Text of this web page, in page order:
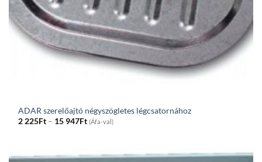
ADAR szerelőajtó négyszögletes légcsatornához
2 225Ft – 15 947FtPrice
range:
15
(Áfa-val)